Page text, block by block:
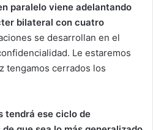
paralelo viene adelantando
bilateral con cuatro
se desarrollan en el
Le estaremos
tengamos cerrados los
tendrá ese ciclo de